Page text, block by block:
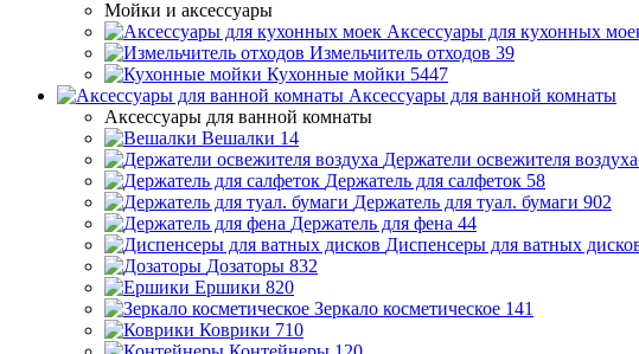
Мойки и аксессуары
Аксессуары для кухонных
Измельчитель отходов 39
Кухонные мойки 5447
Аксессуары для ванной комнаты
Аксессуары для ванной комнаты
Вешалки 14
Держатели освежителя воздуха
Держатель для салфеток 58
Держатель для туал. бумаги 902
Держатель для фена 44
Диспенсеры для ватных
Дозаторы 832
Ершики 820
Зеркало косметическое 141
Коврики 710